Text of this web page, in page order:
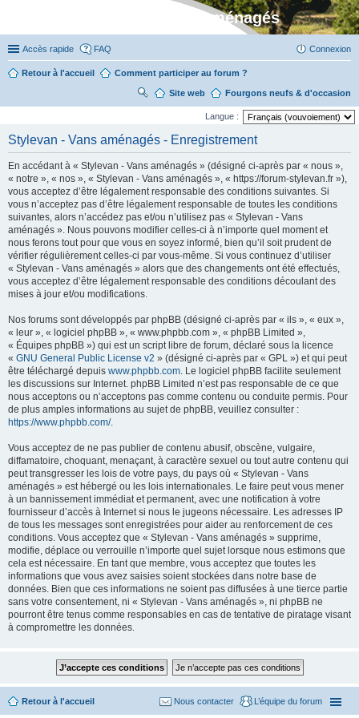
Stylevan - Vans aménagés
Accès rapide FAQ Connexion
Retour à l'accueil Comment participer au forum ?
Fourgons neufs & d'occasion
Site web
R
ch
er
Langue :
Stylevan - Vans aménagés - Enregistrement
En accédant à « Stylevan - Vans aménagés » (désigné ci-après par « nous »,
« notre », « nos », « Stylevan - Vans aménagés », « https://forum-stylevan.fr »),
vous acceptez d’être légalement responsable des conditions suivantes. Si
vous n’acceptez pas d’être légalement responsable de toutes les conditions
suivantes, alors n’accédez pas et/ou n’utilisez pas « Stylevan - Vans
aménagés ». Nous pouvons modifier celles-ci à n’importe quel moment et
nous ferons tout pour que vous en soyez informé, bien qu’il soit prudent de
vérifier régulièrement celles-ci par vous-même. Si vous continuez d’utiliser
« Stylevan - Vans aménagés » alors que des changements ont été effectués,
vous acceptez d’être légalement responsable des conditions découlant des
mises à jour et/ou modifications.
Nos forums sont développés par phpBB (désigné ci-après par « ils », « eux »,
« leur », « logiciel phpBB », « www.phpbb.com », « phpBB Limited »,
« Équipes phpBB ») qui est un script libre de forum, déclaré sous la licence
« GNU General Public License v2 » (désigné ci-après par « GPL ») et qui peut
être téléchargé depuis www.phpbb.com. Le logiciel phpBB facilite seulement
les discussions sur Internet. phpBB Limited n’est pas responsable de ce que
nous acceptons ou n’acceptons pas comme contenu ou conduite permis. Pour
de plus amples informations au sujet de phpBB, veuillez consulter :
https://www.phpbb.com/.
Vous acceptez de ne pas publier de contenu abusif, obscène, vulgaire,
diffamatoire, choquant, menaçant, à caractère sexuel ou tout autre contenu qui
peut transgresser les lois de votre pays, du pays où « Stylevan - Vans
aménagés » est hébergé ou les lois internationales. Le faire peut vous mener
à un bannissement immédiat et permanent, avec une notification à votre
fournisseur d’accès à Internet si nous le jugeons nécessaire. Les adresses IP
de tous les messages sont enregistrées pour aider au renforcement de ces
conditions. Vous acceptez que « Stylevan - Vans aménagés » supprime,
modifie, déplace ou verrouille n’importe quel sujet lorsque nous estimons que
cela est nécessaire. En tant que membre, vous acceptez que toutes les
informations que vous avez saisies soient stockées dans notre base de
données. Bien que ces informations ne soient pas diffusées à une tierce partie
sans votre consentement, ni « Stylevan - Vans aménagés », ni phpBB ne
pourront être tenus comme responsables en cas de tentative de piratage visant
à compromettre les données.
Retour à l'accueil L’équipe du forum
Nous contacter